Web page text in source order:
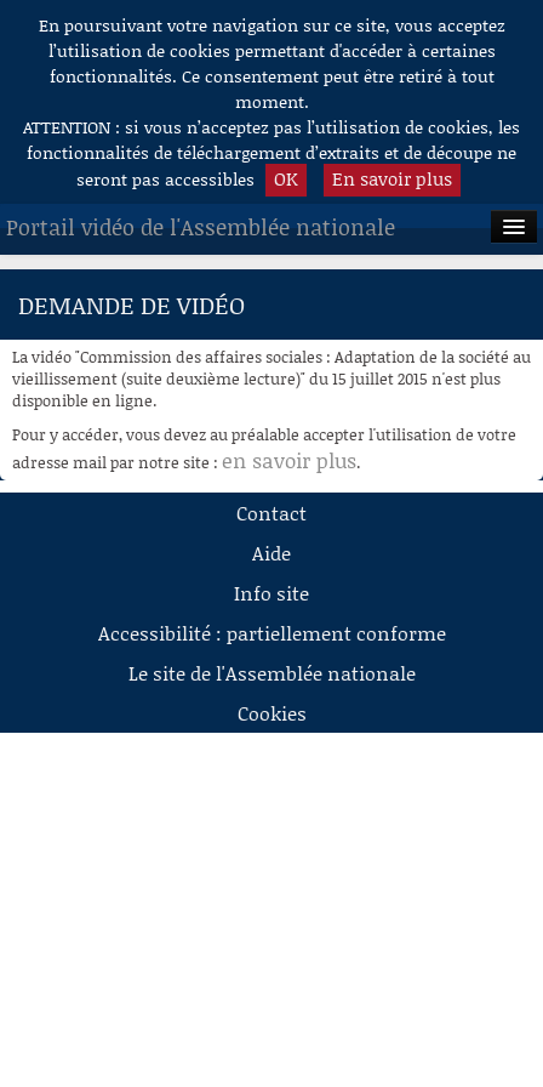
Aller au contenu
En poursuivant votre navigation sur ce site, vous acceptez
l’utilisation de cookies permettant d'accéder à certaines
fonctionnalités. Ce consentement peut être retiré à tout
moment.
ATTENTION : si vous n’acceptez pas l’utilisation de cookies, les
fonctionnalités de téléchargement d’extraits et de découpe ne
seront pas accessibles
OK En savoir plus
Portail vidéo de l'Assemblée nationale
ACCUEIL
À LA DEMANDE
RECHERCHE
AIDE À LA DÉCOUPE
DE VIDÉOS
DEMANDE DE VIDÉO
La vidéo "Commission des affaires sociales : Adaptation de la société au
vieillissement (suite deuxième lecture)" du 15 juillet 2015 n'est plus
disponible en ligne.
Pour y accéder, vous devez au préalable accepter l'utilisation de votre
adresse mail par notre site : en savoir plus.
Contact
Aide
Info site
Accessibilité : partiellement conforme
Le site de l'Assemblée nationale
Cookies